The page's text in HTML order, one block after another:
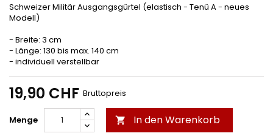
Schweizer Militär Ausgangsgürtel (elastisch - Tenü A - neues
Modell)
- Breite: 3 cm
- Länge: 130 bis max. 140 cm
- individuell verstellbar
19,90 CHF Bruttopreis
Menge  In den Warenkorb